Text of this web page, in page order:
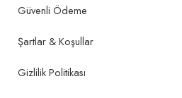
Güvenli Ödeme
Şartlar & Koşullar
Gizlilik Politikası